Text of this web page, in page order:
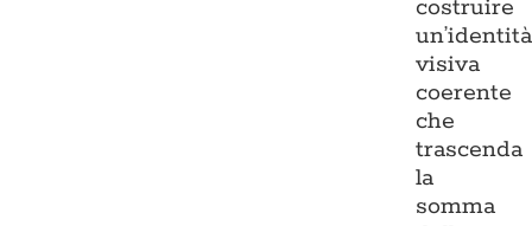
costruire
un’identità
visiva
coerente
che
trascenda
la
somma